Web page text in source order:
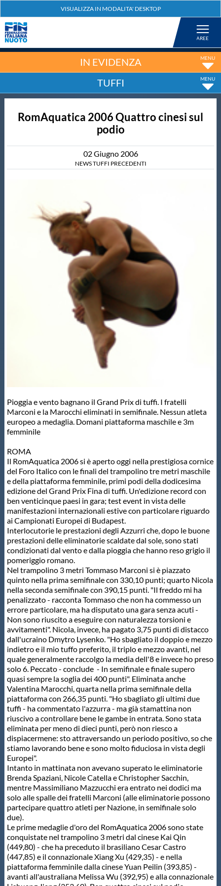
Nuoto
Tuffi
Salvamento
Master
Area Legislativa
Protezione Civile
Qualità
Sostenibilità
Privacy
Cookie Policy
Archivio News
Flash News
Galleria fotografica
Videogallery
Intranet
Webmail
Contatti
Mappa del sito
IN EVIDENZA
TUFFI
RomAquatica 2006 Quattro cinesi sul
podio
02Giugno 2006
NEWS TUFFI PRECEDENTI
Pioggia e vento bagnano il Grand Prix di tuffi. I fratelli
Marconi e la Marocchi eliminati in semifinale. Nessun atleta
europeo a medaglia. Domani piattaforma maschile e 3m
femminile
ROMA
Il RomAquatica 2006 si è aperto oggi nella prestigiosa cornice
del Foro Italico con le finali del trampolino tre metri maschile
e della piattaforma femminile, primi podi della dodicesima
edizione del Grand Prix Fina di tuffi. Un'edizione record con
ben venticinque paesi in gara; test event in vista delle
manifestazioni internazionali estive con particolare riguardo
ai Campionati Europei di Budapest.
Interlocutorie le prestazioni degli Azzurri che, dopo le buone
prestazioni delle eliminatorie scaldate dal sole, sono stati
condizionati dal vento e dalla pioggia che hanno reso grigio il
pomeriggio romano.
Nel trampolino 3 metri Tommaso Marconi si è piazzato
quinto nella prima semifinale con 330,10 punti; quarto Nicola
nella seconda semifinale con 390,15 punti. "Il freddo mi ha
penalizzato - racconta Tommaso che non ha commesso un
errore particolare, ma ha disputato una gara senza acuti -
Non sono riuscito a eseguire con naturalezza torsioni e
avvitamenti". Nicola, invece, ha pagato 3,75 punti di distacco
dall'ucraino Dmytro Lysenko. "Ho sbagliato il doppio e mezzo
indietro e il mio tuffo preferito, il triplo e mezzo avanti, nel
quale generalmente raccolgo la media dell'8 e invece ho preso
solo 6. Peccato - conclude - In semifinale e finale supero
quasi sempre la soglia dei 400 punti". Eliminata anche
Valentina Marocchi, quarta nella prima semifinale della
piattaforma con 266,35 punti. "Ho sbagliato gli ultimi due
tuffi - ha commentato l'azzurra - ma già stamattina non
riuscivo a controllare bene le gambe in entrata. Sono stata
eliminata per meno di dieci punti, però non riesco a
dispiacermene: sto attraversando un periodo positivo, so che
stiamo lavorando bene e sono molto fiduciosa in vista degli
Europei".
Intanto in mattinata non avevano superato le eliminatorie
Brenda Spaziani, Nicole Catella e Christopher Sacchin,
mentre Massimiliano Mazzucchi era entrato nei dodici ma
solo alle spalle dei fratelli Marconi (alle eliminatorie possono
partecipare quattro atleti per Nazione, in semifinale solo
due).
Le prime medaglie d'oro del RomAquatica 2006 sono state
conquistate nel trampolino 3 metri dal cinese Kai Qin
(449,80) - che ha preceduto il brasiliano Cesar Castro
(447,85) e il connazionale Xiang Xu (429,35) - e nella
piattaforma femminile dalla cinese Yuan Peilin (393,85) -
avanti all'australiana Melissa Wu (392,95) e alla connazionale